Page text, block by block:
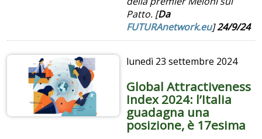
Patto. [Da
FUTURAnetwork.eu]24/9/24
lunedì 23 settembre 2024
Global Attractiveness
Index 2024: l’Italia
guadagna una
posizione, è 17esima